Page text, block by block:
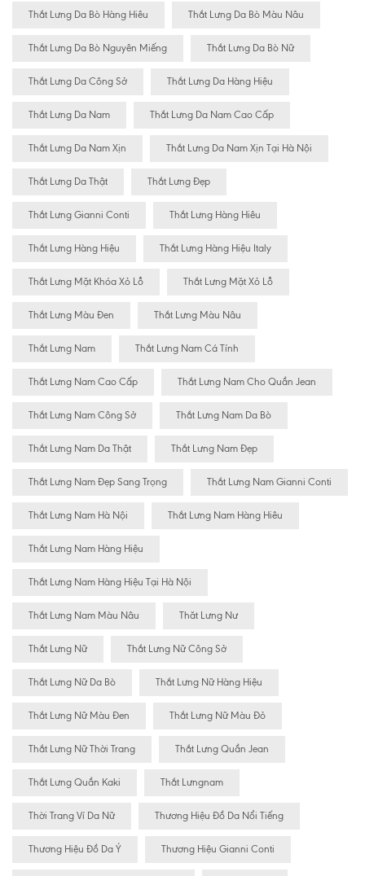
Thắt Lưng Da Bò Hàng Hiêu Thắt Lưng Da Bò Màu Nâu
Thắt Lưng Da Bò Nguyên Miếng Thắt Lưng Da Bò Nữ
Thắt Lưng Da Công Sở Thắt Lưng Da Hàng Hiệu
Thắt Lưng Da Nam Thắt Lưng Da Nam Cao Cấp
Thắt Lưng Da Nam Xịn Thắt Lưng Da Nam Xịn Tại Hà Nội
Thắt Lưng Da Thật Thắt Lưng Đẹp
Thắt Lưng Gianni Conti Thắt Lưng Hàng Hiêu
Thắt Lưng Hàng Hiệu Thắt Lưng Hàng Hiệu Italy
Thắt Lưng Mặt Khóa Xỏ Lỗ Thắt Lưng Mặt Xỏ Lỗ
Thắt Lưng Màu Đen Thắt Lưng Màu Nâu
Thắt Lưng Nam Thắt Lưng Nam Cá Tính
Thắt Lưng Nam Cao Cấp Thắt Lưng Nam Cho Quần Jean
Thắt Lưng Nam Công Sở Thắt Lưng Nam Da Bò
Thắt Lưng Nam Da Thật Thắt Lưng Nam Đẹp
Thắt Lưng Nam Đẹp Sang Trọng Thắt Lưng Nam Gianni Conti
Thắt Lưng Nam Hà Nội Thắt Lưng Nam Hàng Hiêu
Thắt Lưng Nam Hàng Hiệu
Thắt Lưng Nam Hàng Hiệu Tại Hà Nội
Thắt Lưng Nam Màu Nâu Thăt Lưng Nư
Thắt Lưng Nữ Thắt Lưng Nữ Công Sở
Thắt Lưng Nữ Da Bò Thắt Lưng Nữ Hàng Hiệu
Thắt Lưng Nữ Màu Đen Thắt Lưng Nữ Màu Đỏ
Thắt Lưng Nữ Thời Trang Thắt Lưng Quần Jean
Thắt Lưng Quần Kaki Thắt Lưngnam
Thời Trang Ví Da Nữ Thương Hiệu Đồ Da Nổi Tiếng
Thương Hiệu Đồ Da Ý Thương Hiệu Gianni Conti